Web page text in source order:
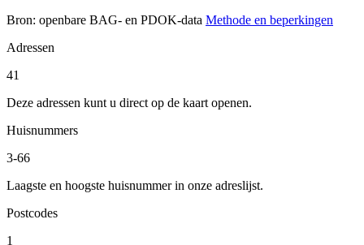
Bron: openbare BAG- en PDOK-data Methode en beperkingen
Adressen
41
Deze adressen kunt u direct op de kaart openen.
Huisnummers
3-66
Laagste en hoogste huisnummer in onze adreslijst.
Postcodes
1